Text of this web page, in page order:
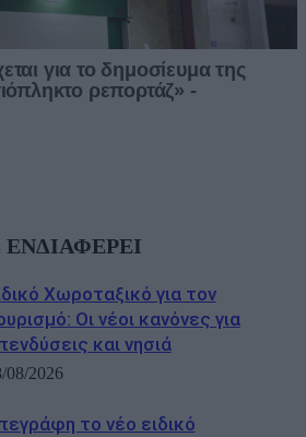
Χωροταξικό για τον
Οι νέοι κανόνες για
και νησιά
08/2026
το νέο ειδικό